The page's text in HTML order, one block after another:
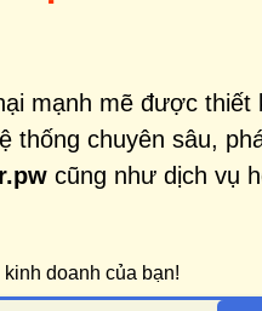
mạnh mẽ được thiết
thống chuyên sâu,
cũng như dịch vụ
doanh của bạn!